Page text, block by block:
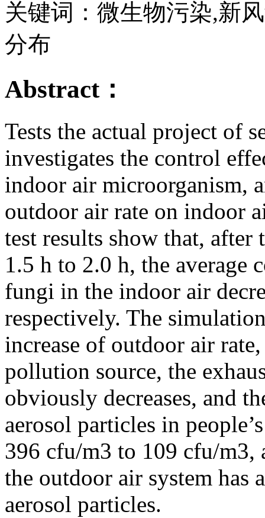
关键词：微生物污染,新
分布
Abstract：
Tests the actual project of
investigates the control
indoor air microorganism,
outdoor air rate on indoor
test results show that,
1.5 h to 2.0 h, the average
fungi in the indoor air
respectively. The
increase of outdoor air
pollution source, the
obviously decreases, and
aerosol particles in
396 cfu/m3 to 109 cfu/m3,
the outdoor air system has
aerosol particles.